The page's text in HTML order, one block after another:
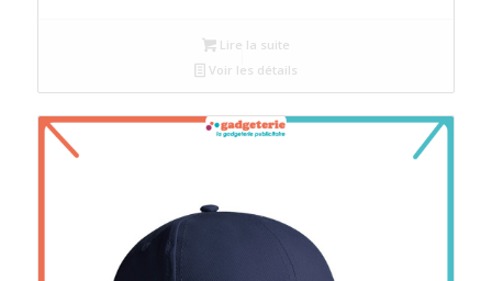
Lire la suite
Voir les détails